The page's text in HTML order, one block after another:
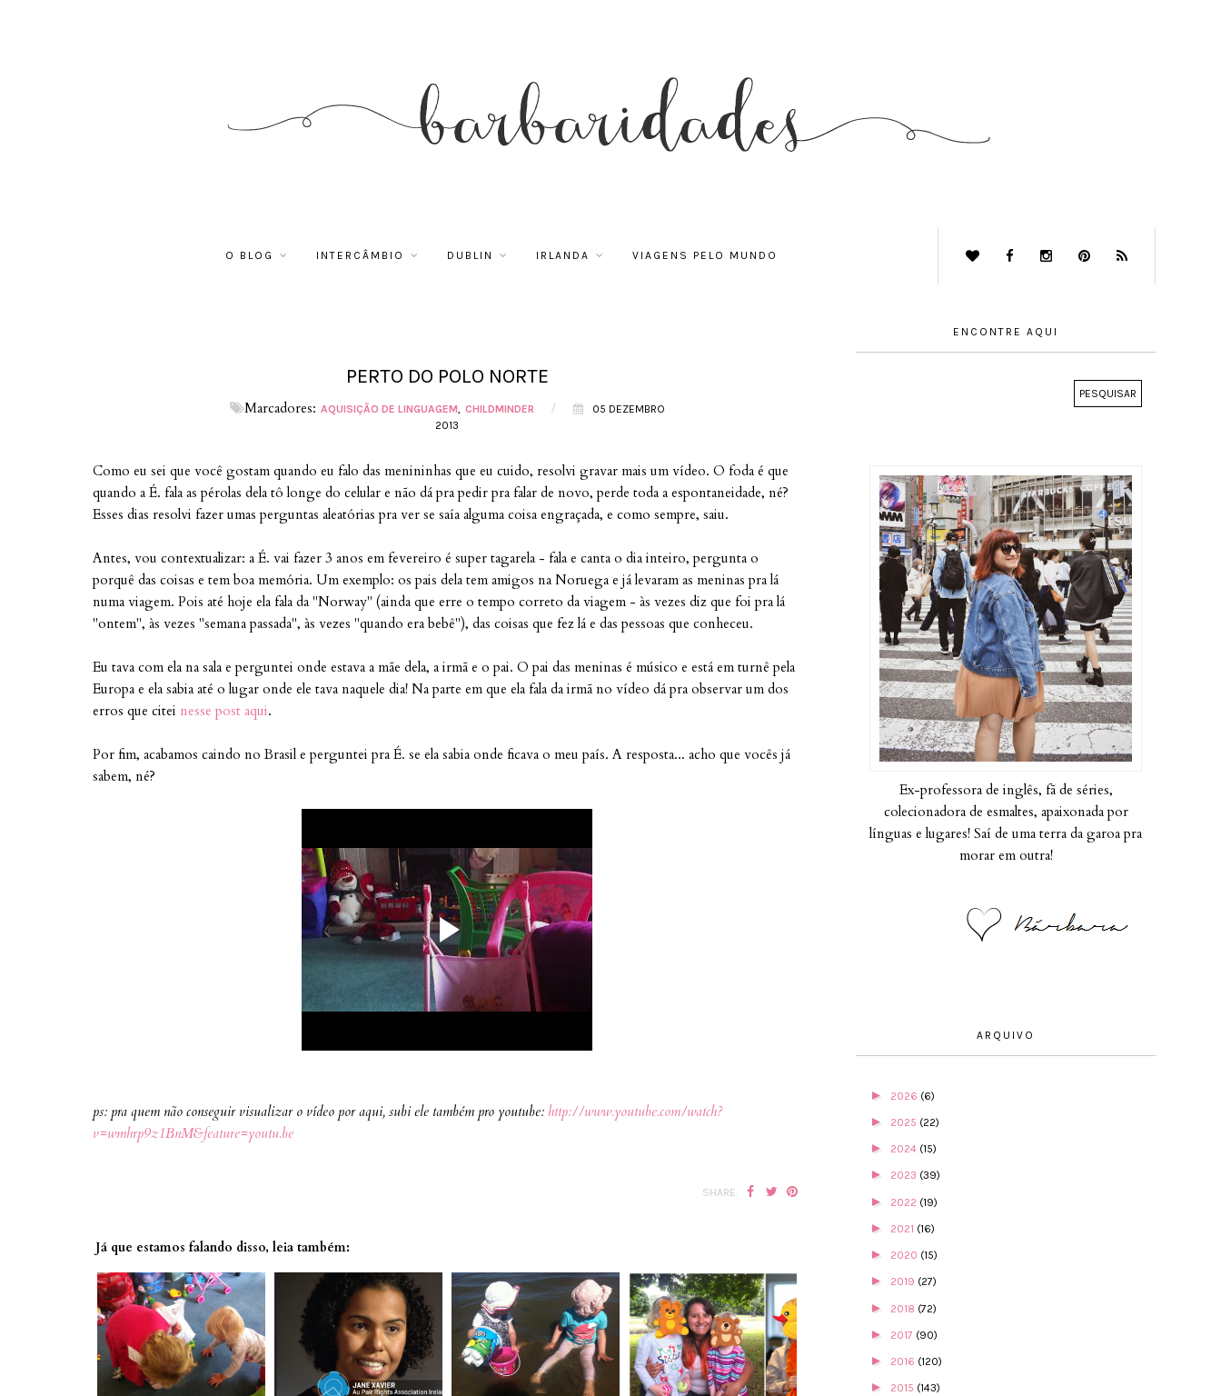
O BLOG INTERCÂMBIO DUBLIN IRLANDA VIAGENS PELO MUNDO
PERTO DO POLO NORTE
Marcadores: AQUISIÇÃO DE LINGUAGEM CHILDMINDER /
05 DEZEMBRO
2013
Como eu sei que você gostam quando eu falo das menininhas que eu cuido, resolvi gravar mais um vídeo. O foda é que
quando a É. fala as pérolas dela tô longe do celular e não dá pra pedir pra falar de novo, perde toda a espontaneidade, né?
Esses dias resolvi fazer umas perguntas aleatórias pra ver se saía alguma coisa engraçada, e como sempre, saiu.
Antes, vou contextualizar: a É. vai fazer 3 anos em fevereiro é super tagarela - fala e canta o dia inteiro, pergunta o
porquê das coisas e tem boa memória. Um exemplo: os pais dela tem amigos na Noruega e já levaram as meninas pra lá
numa viagem. Pois até hoje ela fala da "Norway" (ainda que erre o tempo correto da viagem - às vezes diz que foi pra lá
"ontem", às vezes "semana passada", às vezes "quando era bebê"), das coisas que fez lá e das pessoas que conheceu.
Eu tava com ela na sala e perguntei onde estava a mãe dela, a irmã e o pai. O pai das meninas é músico e está em turnê pela
Europa e ela sabia até o lugar onde ele tava naquele dia! Na parte em que ela fala da irmã no vídeo dá pra observar um dos
erros que citei nesse post aqui.
Por fim, acabamos caindo no Brasil e perguntei pra É. se ela sabia onde ficava o meu país. A resposta... acho que vocês já
sabem, né?
ps: pra quem não conseguir visualizar o vídeo por aqui, subi ele também pro youtube: http://www.youtube.com/watch?
v=wmhrp9z1BnM&feature=youtu.be
SHARE:
Já que estamos falando disso, leia também:
ENCONTRE AQUI
Ex-professora de inglês, fã de séries,
colecionadora de esmaltes, apaixonada por
línguas e lugares! Saí de uma terra da garoa pra
morar em outra!
ARQUIVO
► 2026 (6)
► 2025 (22)
► 2024 (15)
► 2023 (39)
► 2022 (19)
► 2021 (16)
► 2020 (15)
► 2019 (27)
► 2018 (72)
► 2017 (90)
► 2016 (120)
► 2015 (143)